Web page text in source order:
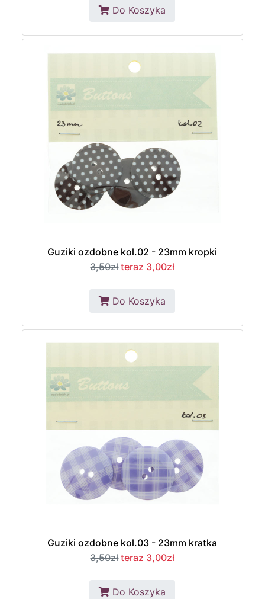
Do Koszyka
Guziki ozdobne kol.02 - 23mm kropki
3,50zł teraz 3,00zł
Do Koszyka
Guziki ozdobne kol.03 - 23mm kratka
3,50zł teraz 3,00zł
Do Koszyka